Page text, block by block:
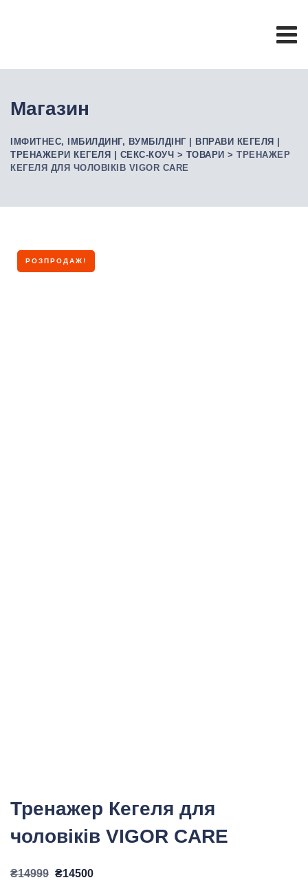
Магазин
ІМФИТНЕС, ІМБИЛДИНГ, ВУМБІЛДІНГ | ВПРАВИ КЕГЕЛЯ |
ТРЕНАЖЕРИ КЕГЕЛЯ | СЕКС-КОУЧ > ТОВАРИ > ТРЕНАЖЕР
КЕГЕЛЯ ДЛЯ ЧОЛОВІКІВ VIGOR CARE
РОЗПРОДАЖ!
Тренажер Кегеля для
чоловіків VIGOR CARE
₴14999 Оригінальна
₴14500Поточна